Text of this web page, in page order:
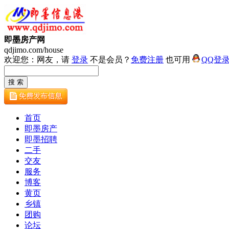
即墨房产网
qdjimo.com/house
欢迎您：网友，请 登录 不是会员？ 免费注册 也可用 QQ登
首页
即墨房产
即墨招聘
二手
交友
服务
博客
黄页
乡镇
团购
论坛